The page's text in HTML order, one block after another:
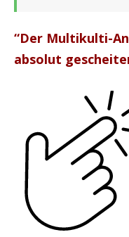
“Der Multikulti-
absolut